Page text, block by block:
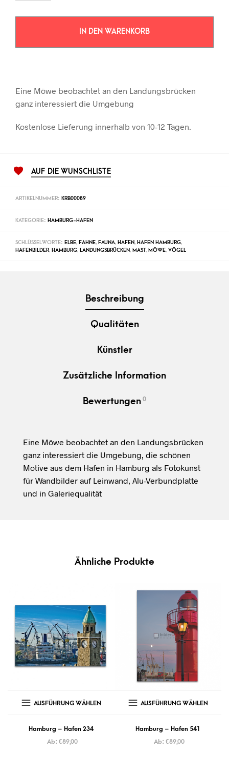
IN DEN WARENKORB
Eine Möwe beobachtet an den Landungsbrücken
ganz interessiert die Umgebung
Kostenlose Lieferung innerhalb von 10-12 Tagen.
AUF DIE WUNSCHLISTE
ARTIKELNUMMER: KRB00089
KATEGORIE: HAMBURG-HAFEN
SCHLÜSSELWORTE: ELBE, FAHNE, FAUNA, HAFEN, HAFEN HAMBURG,
HAFENBILDER, HAMBURG, LANDUNGSBRÜCKEN, MAST, MÖWE, VÖGEL
Beschreibung
Qualitäten
Künstler
Zusätzliche Information
Bewertungen 0
Eine Möwe beobachtet an den Landungsbrücken
ganz interessiert die Umgebung, die schönen
Motive aus dem Hafen in Hamburg als Fotokunst
für Wandbilder auf Leinwand, Alu-Verbundplatte
und in Galeriequalität
Ähnliche Produkte
AUSFÜHRUNG WÄHLEN
Hamburg – Hafen 234
Ab: €89,00
AUSFÜHRUNG WÄHLEN
Hamburg – Hafen 541
Ab: €89,00